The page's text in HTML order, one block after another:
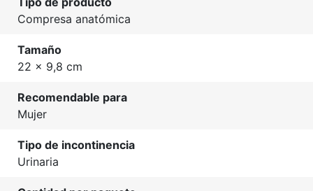
Compresa anatómica
Tamaño
22 x 9,8 cm
Recomendable para
Mujer
Tipo de incontinencia
Urinaria